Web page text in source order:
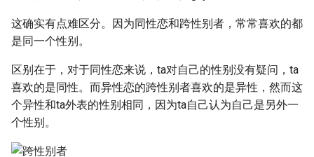
这确实有点难区分。因为同性恋和跨性别者，常常喜欢的都
是同一个性别。
区别在于，对于同性恋来说，ta对自己的性别没有疑问，ta
喜欢的是同性。而异性恋的跨性别者喜欢的是异性，然而这
个异性和ta外表的性别相同，因为ta自己认为自己是另外一
个性别。